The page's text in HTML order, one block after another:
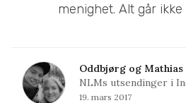
menighet. Alt går
Oddbjørg og Mathias
NLMs utsendinger i
19. mars 2017